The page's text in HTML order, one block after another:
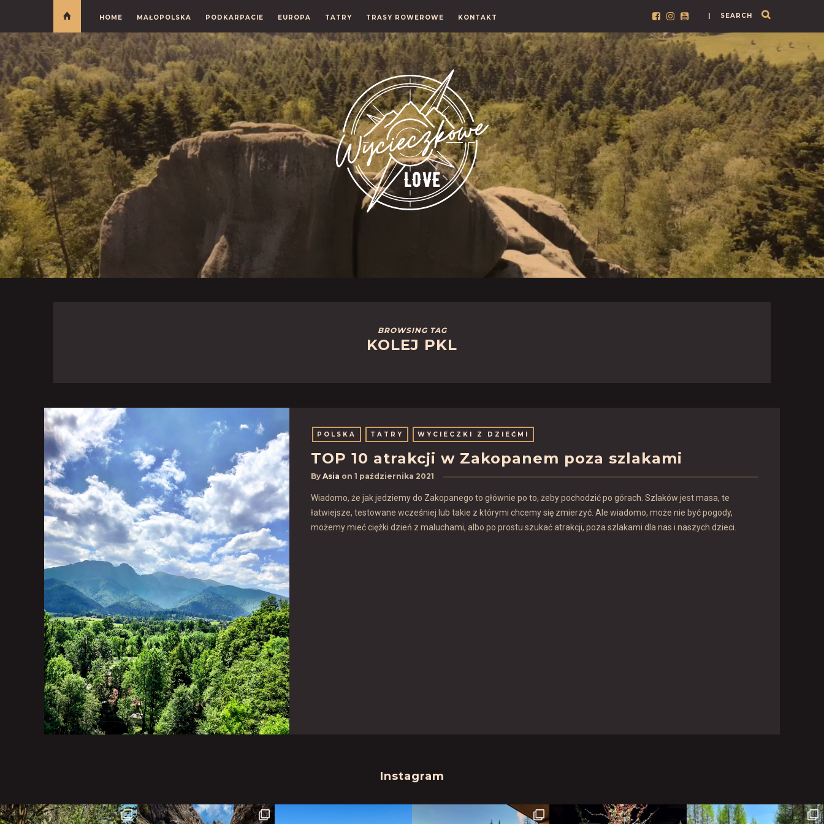
| SEARCH
HOME MAŁOPOLSKA PODKARPACIE EUROPA TATRY TRASY ROWEROWE KONTAKT
BROWSING TAG
KOLEJ PKL
POLSKA TATRY WYCIECZKI Z DZIEĆMI
TOP 10 atrakcji w Zakopanem poza szlakami
By Asia on 1 października 2021
Wiadomo, że jak jedziemy do Zakopanego to głównie po to, żeby pochodzić po górach. Szlaków jest masa, te
łatwiejsze, testowane wcześniej lub takie z którymi chcemy się zmierzyć. Ale wiadomo, może nie być pogody,
możemy mieć ciężki dzień z maluchami, albo po prostu szukać atrakcji, poza szlakami dla nas i naszych dzieci.
Instagram